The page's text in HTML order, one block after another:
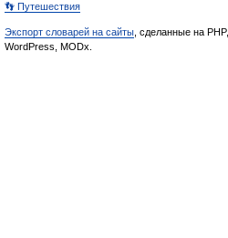
👣 Путешествия
Экспорт словарей на сайты , сделанные на PHP,
WordPress, MODx.